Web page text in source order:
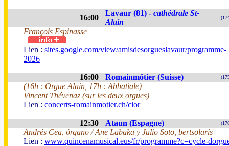
16:00
Lavaur (81) - cathédrale St-
Alain
François Espinasse
Lien : sites.google.com/view/amisdesorgueslavaur/programme-
2026
16:00 Romainmôtier (Suisse)
(16h : Orgue Alain, 17h : Abbatiale)
Vincent Thévenaz (sur les deux orgues)
Lien : concerts-romainmotier.ch/cior
12:30 Ataun (Espagne)
Andrés Cea, órgano / Ane Labaka y Julio Soto, bertsolaris
Lien : www.quincenamusical.eus/fr/programme?c=cycle-